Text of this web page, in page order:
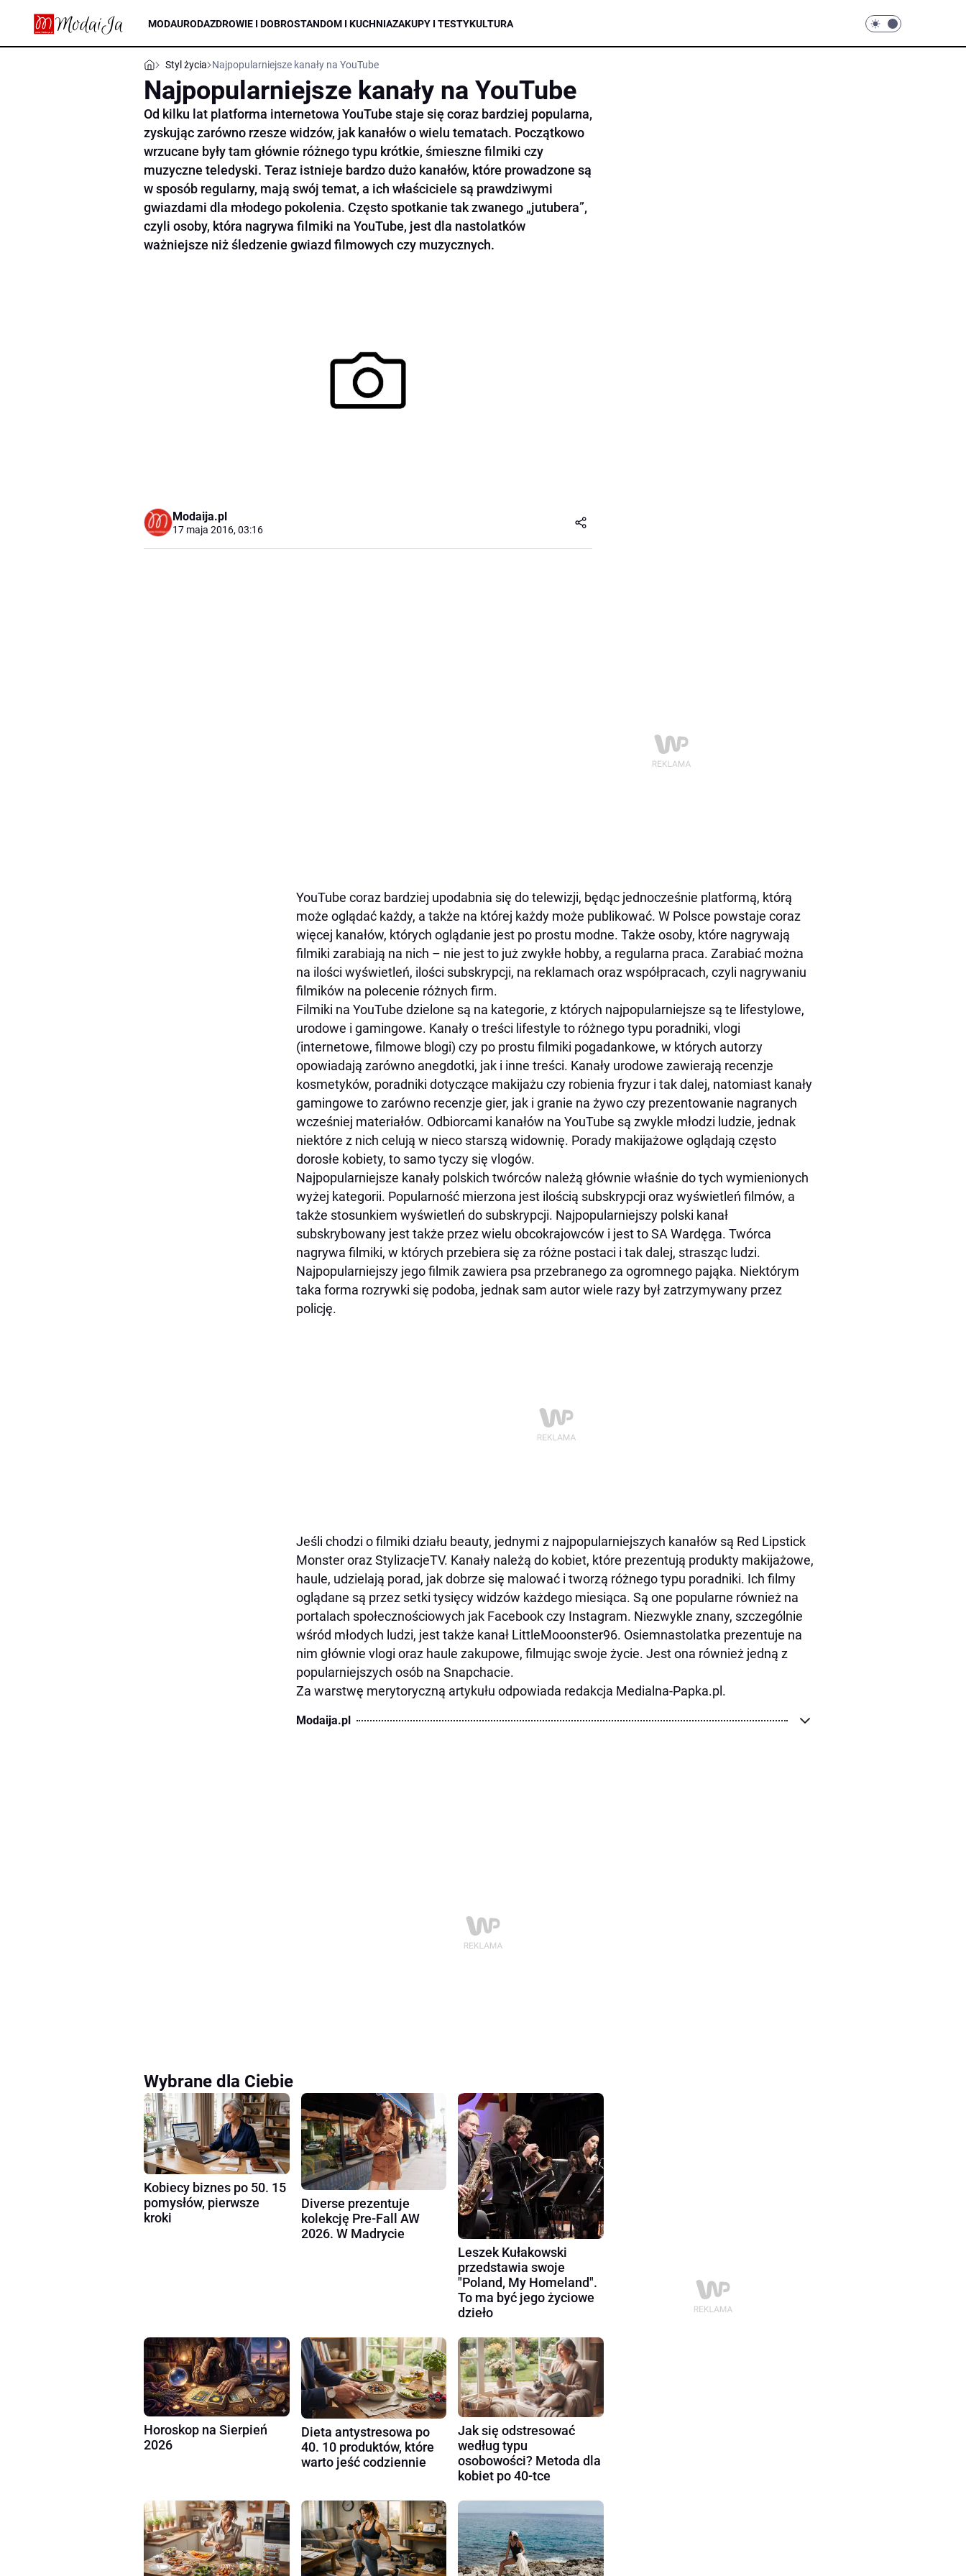
MODAURODAZDROWIE I DOBROSTANDOM I KUCHNIAZAKUPY I TESTYKULTURA
Styl życia Najpopularniejsze kanały na YouTube
Najpopularniejsze kanały na YouTube
Od kilku lat platforma internetowa YouTube staje się coraz bardziej popularna,
zyskując zarówno rzesze widzów, jak kanałów o wielu tematach. Początkowo
wrzucane były tam głównie różnego typu krótkie, śmieszne filmiki czy
muzyczne teledyski. Teraz istnieje bardzo dużo kanałów, które prowadzone są
w sposób regularny, mają swój temat, a ich właściciele są prawdziwymi
gwiazdami dla młodego pokolenia. Często spotkanie tak zwanego „jutubera”,
czyli osoby, która nagrywa filmiki na YouTube, jest dla nastolatków
ważniejsze niż śledzenie gwiazd filmowych czy muzycznych.
Modaija.pl
17 maja 2016, 03:16
YouTube coraz bardziej upodabnia się do telewizji, będąc jednocześnie platformą, którą
może oglądać każdy, a także na której każdy może publikować. W Polsce powstaje coraz
więcej kanałów, których oglądanie jest po prostu modne. Także osoby, które nagrywają
filmiki zarabiają na nich – nie jest to już zwykłe hobby, a regularna praca. Zarabiać można
na ilości wyświetleń, ilości subskrypcji, na reklamach oraz współpracach, czyli nagrywaniu
filmików na polecenie różnych firm.
Filmiki na YouTube dzielone są na kategorie, z których najpopularniejsze są te lifestylowe,
urodowe i gamingowe. Kanały o treści lifestyle to różnego typu poradniki, vlogi
(internetowe, filmowe blogi) czy po prostu filmiki pogadankowe, w których autorzy
opowiadają zarówno anegdotki, jak i inne treści. Kanały urodowe zawierają recenzje
kosmetyków, poradniki dotyczące makijażu czy robienia fryzur i tak dalej, natomiast kanały
gamingowe to zarówno recenzje gier, jak i granie na żywo czy prezentowanie nagranych
wcześniej materiałów. Odbiorcami kanałów na YouTube są zwykle młodzi ludzie, jednak
niektóre z nich celują w nieco starszą widownię. Porady makijażowe oglądają często
dorosłe kobiety, to samo tyczy się vlogów.
Najpopularniejsze kanały polskich twórców należą głównie właśnie do tych wymienionych
wyżej kategorii. Popularność mierzona jest ilością subskrypcji oraz wyświetleń filmów, a
także stosunkiem wyświetleń do subskrypcji. Najpopularniejszy polski kanał
subskrybowany jest także przez wielu obcokrajowców i jest to SA Wardęga. Twórca
nagrywa filmiki, w których przebiera się za różne postaci i tak dalej, strasząc ludzi.
Najpopularniejszy jego filmik zawiera psa przebranego za ogromnego pająka. Niektórym
taka forma rozrywki się podoba, jednak sam autor wiele razy był zatrzymywany przez
policję.
Jeśli chodzi o filmiki działu beauty, jednymi z najpopularniejszych kanałów są Red Lipstick
Monster oraz StylizacjeTV. Kanały należą do kobiet, które prezentują produkty makijażowe,
haule, udzielają porad, jak dobrze się malować i tworzą różnego typu poradniki. Ich filmy
oglądane są przez setki tysięcy widzów każdego miesiąca. Są one popularne również na
portalach społecznościowych jak Facebook czy Instagram. Niezwykle znany, szczególnie
wśród młodych ludzi, jest także kanał LittleMooonster96. Osiemnastolatka prezentuje na
nim głównie vlogi oraz haule zakupowe, filmując swoje życie. Jest ona również jedną z
popularniejszych osób na Snapchacie.
Za warstwę merytoryczną artykułu odpowiada redakcja Medialna-Papka.pl.
Modaija.pl
Wybrane dla Ciebie
Kobiecy biznes po 50. 15
pomysłów, pierwsze
kroki
Diverse prezentuje
kolekcję Pre-Fall AW
2026. W Madrycie
Leszek Kułakowski
przedstawia swoje
"Poland, My Homeland".
To ma być jego życiowe
dzieło
Horoskop na Sierpień
2026
Dieta antystresowa po
40. 10 produktów, które
warto jeść codziennie
Jak się odstresować
według typu
osobowości? Metoda dla
kobiet po 40-tce